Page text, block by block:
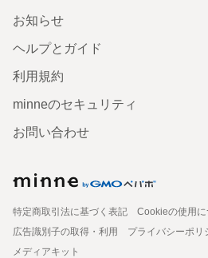
お知らせ
ヘルプとガイド
利用規約
minneのセキュリティ
お問い合わせ
特定商取引法に基づく表記
Cookieの使用に
広告識別子の取得・利用
プライバシーポリ
メディアキット